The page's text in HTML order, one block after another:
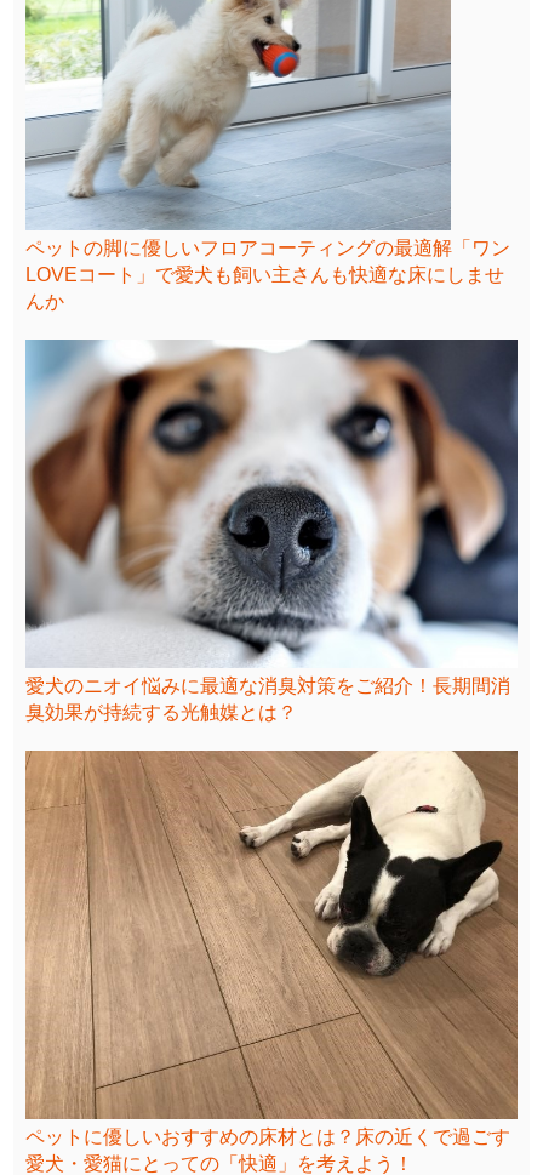
ペットの脚に優しいフロアコーティングの最適解「ワン
LOVEコート」で愛犬も飼い主さんも快適な床にしませ
んか
愛犬のニオイ悩みに最適な消臭対策をご紹介！長期間消
臭効果が持続する光触媒とは？
ペットに優しいおすすめの床材とは？床の近くで過ごす
愛犬・愛猫にとっての「快適」を考えよう！